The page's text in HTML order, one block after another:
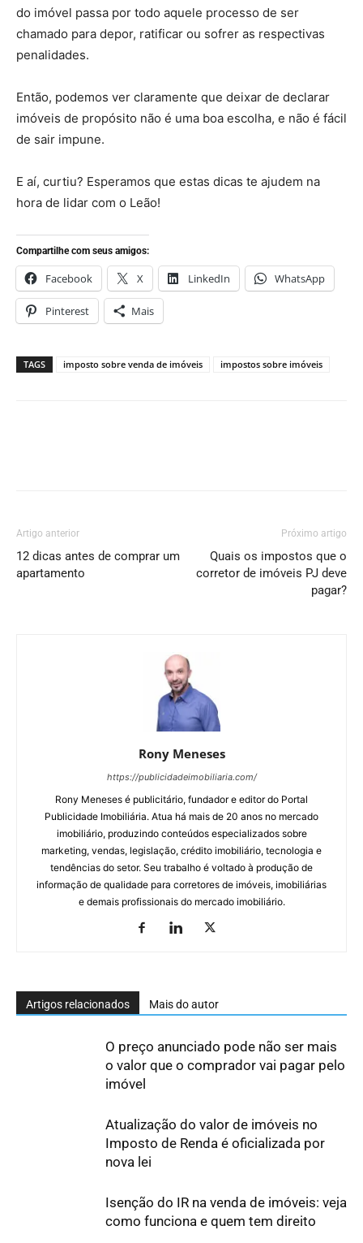
do imóvel passa por todo aquele processo de ser
chamado para depor, ratificar ou sofrer as respectivas
penalidades.
Então, podemos ver claramente que deixar de declarar
imóveis de propósito não é uma boa escolha, e não é fácil
de sair impune.
E aí, curtiu? Esperamos que estas dicas te ajudem na
hora de lidar com o Leão!
Compartilhe com seus amigos:
Facebook X LinkedIn WhatsApp
Pinterest Mais
TAGS imposto sobre venda de imóveis impostos sobre imóveis
Artigo anterior
12 dicas antes de comprar um
apartamento
Próximo artigo
Quais os impostos que o
corretor de imóveis PJ deve
pagar?
Rony Meneses
https://publicidadeimobiliaria.com/
Rony Meneses é publicitário, fundador e editor do Portal
Publicidade Imobiliária. Atua há mais de 20 anos no mercado
imobiliário, produzindo conteúdos especializados sobre
marketing, vendas, legislação, crédito imobiliário, tecnologia e
tendências do setor. Seu trabalho é voltado à produção de
informação de qualidade para corretores de imóveis, imobiliárias
e demais profissionais do mercado imobiliário.
Artigos relacionados Mais do autor
O preço anunciado pode não ser mais
o valor que o comprador vai pagar pelo
imóvel
Atualização do valor de imóveis no
Imposto de Renda é oficializada por
nova lei
Isenção do IR na venda de imóveis: veja
como funciona e quem tem direito